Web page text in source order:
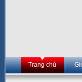
Trang chủ